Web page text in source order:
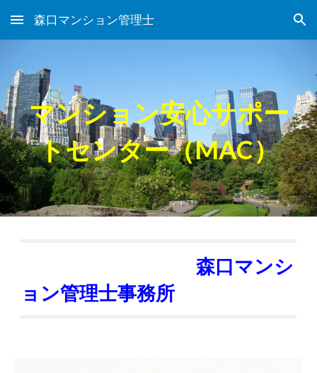
Skip to main content Skip to navigation
森口マンション管理士
マンション安心サポー
トセンター（MAC）
森口マンシ
ョン管理士事務所